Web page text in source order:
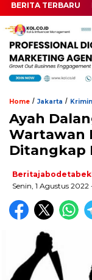
BERITA TERBARU
Home / Jakarta /
Ayah
Wartawan
Ditangkap
Senin, 1 Agustus